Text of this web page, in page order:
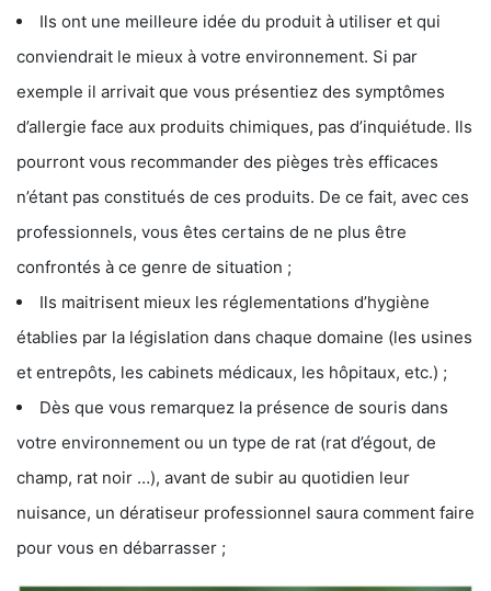
Ils ont une meilleure idée du produit à utiliser et qui
conviendrait le mieux à votre environnement. Si par
exemple il arrivait que vous présentiez des symptômes
d’allergie face aux produits chimiques, pas d’inquiétude. Ils
pourront vous recommander des pièges très efficaces
n’étant pas constitués de ces produits. De ce fait, avec ces
professionnels, vous êtes certains de ne plus être
confrontés à ce genre de situation ;
Ils maitrisent mieux les réglementations d’hygiène
établies par la législation dans chaque domaine (les usines
et entrepôts, les cabinets médicaux, les hôpitaux, etc.) ;
Dès que vous remarquez la présence de souris dans
votre environnement ou un type de rat (rat d’égout, de
champ, rat noir …), avant de subir au quotidien leur
nuisance, un dératiseur professionnel saura comment faire
pour vous en débarrasser ;